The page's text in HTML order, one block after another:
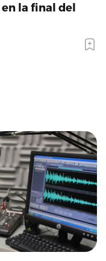
la final del